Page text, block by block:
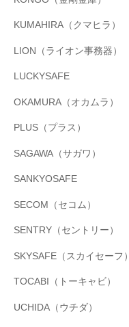
KUMAHIRA（クマヒラ）
LION（ライオン事務器）
LUCKYSAFE
OKAMURA（オカムラ）
PLUS（プラス）
SAGAWA（サガワ）
SANKYOSAFE
SECOM（セコム）
SENTRY（セントリー）
SKYSAFE（スカイセーフ）
TOCABI（トーキャビ）
UCHIDA（ウチダ）